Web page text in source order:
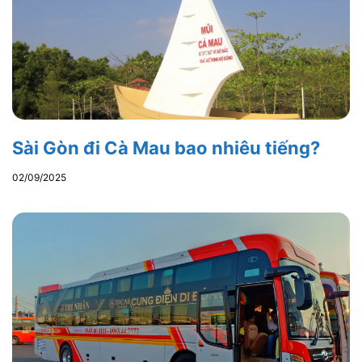
Sài Gòn đi Cà Mau bao nhiêu tiếng?
02/09/2025